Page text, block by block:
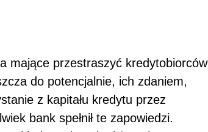
mające przestraszyć kredytobiorców
do potencjalnie, ich zdaniem,
z kapitału kredytu przez
bank spełnił te zapowiedzi.